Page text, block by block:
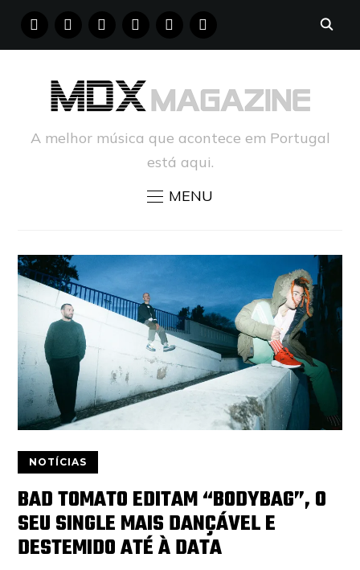
FACEBOOKINSTAGRAM
YOUTUBE PINTERESTTUMBLR
A melhor música que acontece em Portugal
está aqui.
MENU
NOTÍCIAS
BAD TOMATO EDITAM “BODYBAG”, O
SEU SINGLE MAIS DANÇÁVEL E
DESTEMIDO ATÉ À DATA